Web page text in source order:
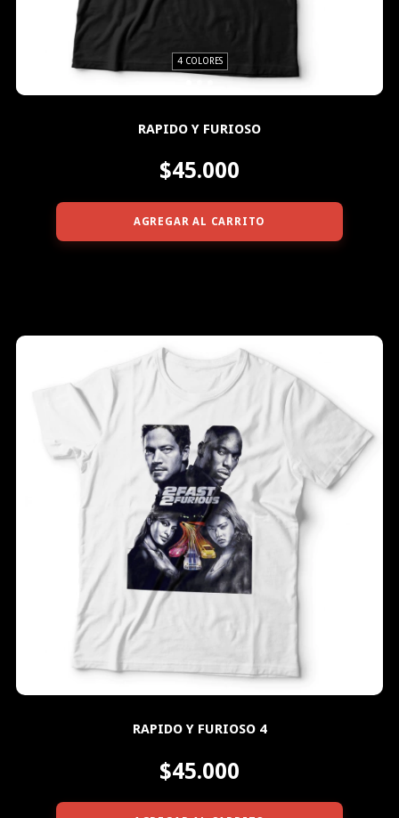
4 COLORES
RAPIDO Y FURIOSO
$45.000
AGREGAR AL CARRITO
RAPIDO Y FURIOSO 4
$45.000